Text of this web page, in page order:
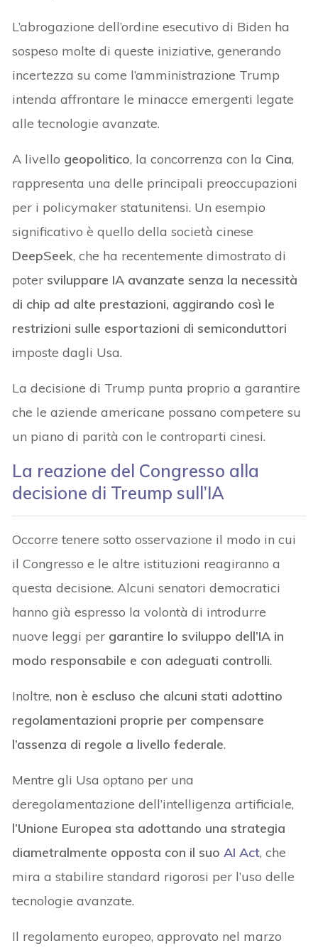
L’abrogazione dell’ordine esecutivo di Biden ha
sospeso molte di queste iniziative, generando
incertezza su come l’amministrazione Trump
intenda affrontare le minacce emergenti legate
alle tecnologie avanzate.
A livello geopolitico, la concorrenza con la Cina,
rappresenta una delle principali preoccupazioni
per i policymaker statunitensi. Un esempio
significativo è quello della società cinese
DeepSeek, che ha recentemente dimostrato di
poter sviluppare IA avanzate senza la necessità
di chip ad alte prestazioni, aggirando così le
restrizioni sulle esportazioni di semiconduttori
imposte dagli Usa.
La decisione di Trump punta proprio a garantire
che le aziende americane possano competere su
un piano di parità con le controparti cinesi.
La reazione del Congresso alla
decisione di Treump sull’IA
Occorre tenere sotto osservazione il modo in cui
il Congresso e le altre istituzioni reagiranno a
questa decisione. Alcuni senatori democratici
hanno già espresso la volontà di introdurre
nuove leggi per garantire lo sviluppo dell’IA in
modo responsabile e con adeguati controlli.
Inoltre, non è escluso che alcuni stati adottino
regolamentazioni proprie per compensare
l’assenza di regole a livello federale.
Mentre gli Usa optano per una
deregolamentazione dell’intelligenza artificiale,
l’Unione Europea sta adottando una strategia
diametralmente opposta con il suo AI Act, che
mira a stabilire standard rigorosi per l’uso delle
tecnologie avanzate.
Il regolamento europeo, approvato nel marzo